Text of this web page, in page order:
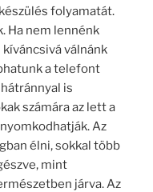
folyamatát.
Ha nem lennénk
válnánk
a telefont
is
számára az lett a
Az
élni, sokkal több
mint
járva. Az